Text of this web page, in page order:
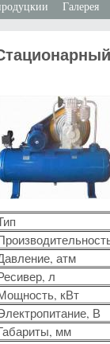
Галерея
атм
л
кВт
В
мм